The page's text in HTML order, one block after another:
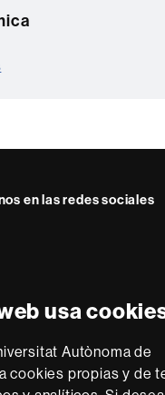
usa
Autònoma de
cookies propias y de
en las redes sociales
Research
-
Euraxess
la financiación de